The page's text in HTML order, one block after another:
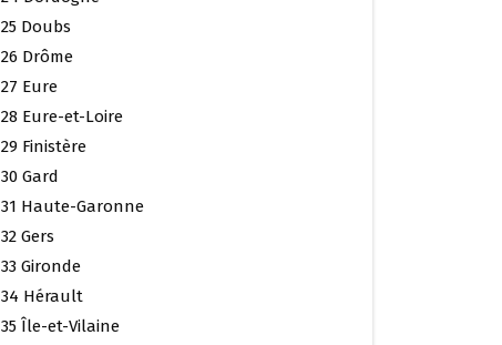
25 Doubs
26 Drôme
27 Eure
28 Eure-et-Loire
29 Finistère
30 Gard
31 Haute-Garonne
32 Gers
33 Gironde
34 Hérault
35 Île-et-Vilaine